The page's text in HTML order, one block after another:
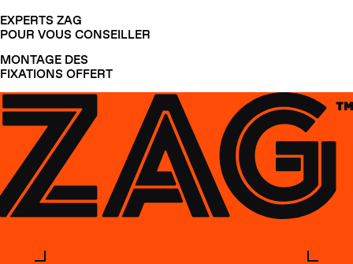
EXPERTS ZAG
POUR VOUS CONSEILLER
MONTAGE DES
FIXATIONS OFFERT